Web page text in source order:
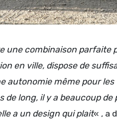
une combinaison parfaite
en ville, dispose de
autonomie même pour
long, il y a beaucoup de
a un design qui plait« , a